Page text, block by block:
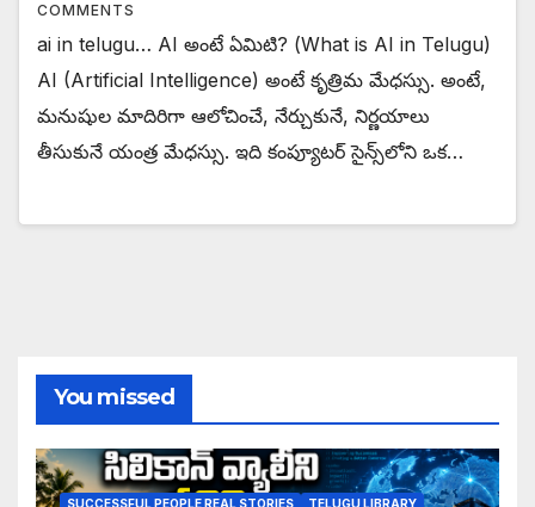
COMMENTS
ai in telugu… AI అంటే ఏమిటి? (What is AI in Telugu)
AI (Artificial Intelligence) అంటే కృత్రిమ మేధస్సు. అంటే,
మనుషుల మాదిరిగా ఆలోచించే, నేర్చుకునే, నిర్ణయాలు
తీసుకునే యంత్ర మేధస్సు. ఇది కంప్యూటర్ సైన్స్‌లోని ఒక…
You missed
SUCCESSFUL PEOPLE REAL STORIES TELUGU LIBRARY